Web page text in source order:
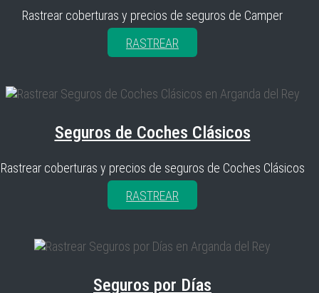
Rastrear coberturas y precios de seguros de Camper
RASTREAR
Seguros de Coches Clásicos
Rastrear coberturas y precios de seguros de Coches Clásicos
RASTREAR
Seguros por Días